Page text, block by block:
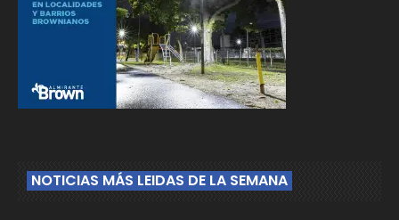
NOTICIAS MÁS LEIDAS DE LA SEMANA